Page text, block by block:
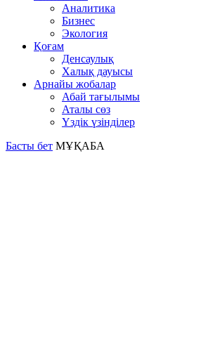
Аналитика
Бизнес
Экология
Қоғам
Денсаулық
Халық дауысы
Арнайы жобалар
Абай тағылымы
Аталы сөз
Үздік үзінділер
Басты бет МҰҚАБА